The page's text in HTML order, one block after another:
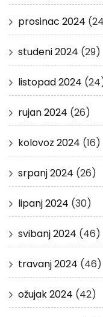
prosinac 2024
studeni 2024 (29)
listopad 2024
rujan 2024 (26)
kolovoz 2024 (16)
srpanj 2024 (26)
lipanj 2024 (30)
svibanj 2024 (46)
travanj 2024 (46)
ožujak 2024 (42)